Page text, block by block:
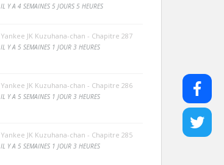
IL Y A 4 SEMAINES 5 JOURS 5 HEURES
Yankee JK Kuzuhana-chan - Chapitre 287
IL Y A 5 SEMAINES 1 JOUR 3 HEURES
Yankee JK Kuzuhana-chan - Chapitre 286
IL Y A 5 SEMAINES 1 JOUR 3 HEURES
Yankee JK Kuzuhana-chan - Chapitre 285
IL Y A 5 SEMAINES 1 JOUR 3 HEURES